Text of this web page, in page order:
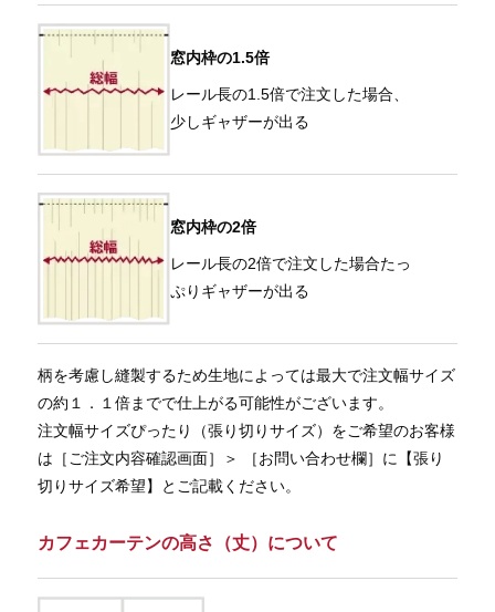
窓内枠の1.5倍
レール長の1.5倍で注文した場合、
少しギャザーが出る
窓内枠の2倍
レール長の2倍で注文した場合たっ
ぷりギャザーが出る
柄を考慮し縫製するため生地によっては最大で注文幅サイズ
の約１．１倍までで仕上がる可能性がございます。
注文幅サイズぴったり（張り切りサイズ）をご希望のお客様
は［ご注文内容確認画面］＞ ［お問い合わせ欄］に【張り
切りサイズ希望】とご記載ください。
カフェカーテンの高さ（丈）について